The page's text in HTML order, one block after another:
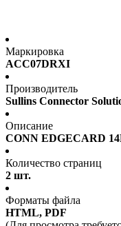
Маркировка
ACC07DRXI
Производитель
Sullins Connector
Описание
CONN EDGECARD
Количество страниц
2 шт.
Форматы файла
HTML, PDF